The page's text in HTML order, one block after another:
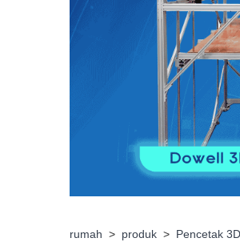
rumah > produk > Pencetak